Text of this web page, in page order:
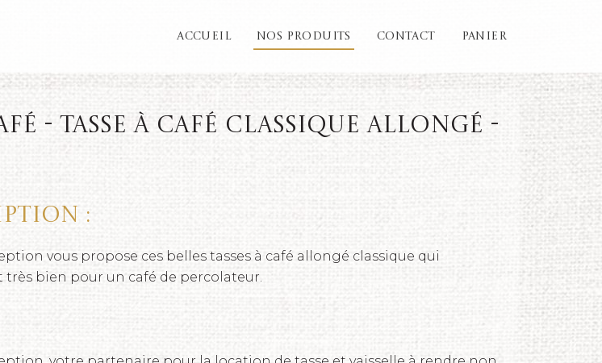
ACCUEIL NOS PRODUITS CONTACT PANIER
- Tasse à café classique allongé -
:
vous propose ces belles tasses à café allongé classique qui
très bien pour un café de percolateur.